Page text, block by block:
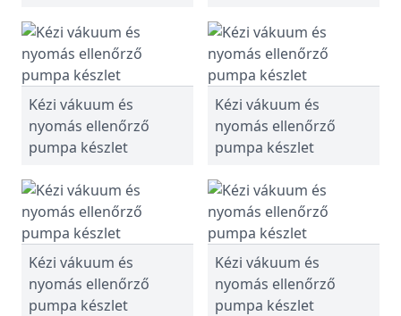
Kézi vákuum és
nyomás ellenőrző
pumpa készlet
Kézi vákuum és
nyomás ellenőrző
pumpa készlet
Kézi vákuum és
nyomás ellenőrző
pumpa készlet
Kézi vákuum és
nyomás ellenőrző
pumpa készlet